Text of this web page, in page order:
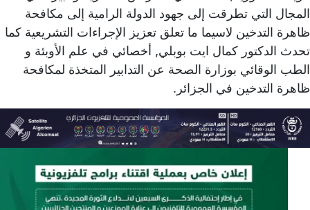
المجال التي تطرقت إلى جهود الدولة الرامية إلى مكافحة
ظاهرة التدخين لاسيما ما تعلق تعزيز الإجراءات التشريعية كما
تحدث الدكتور كمال ايت بوبلي, أخصائي في علم الأوبئة و
الطب الوقائي بوزارة الصحة عن التدابير المتخذة لمكافحة
ظاهرة التدخين في الجزائر.